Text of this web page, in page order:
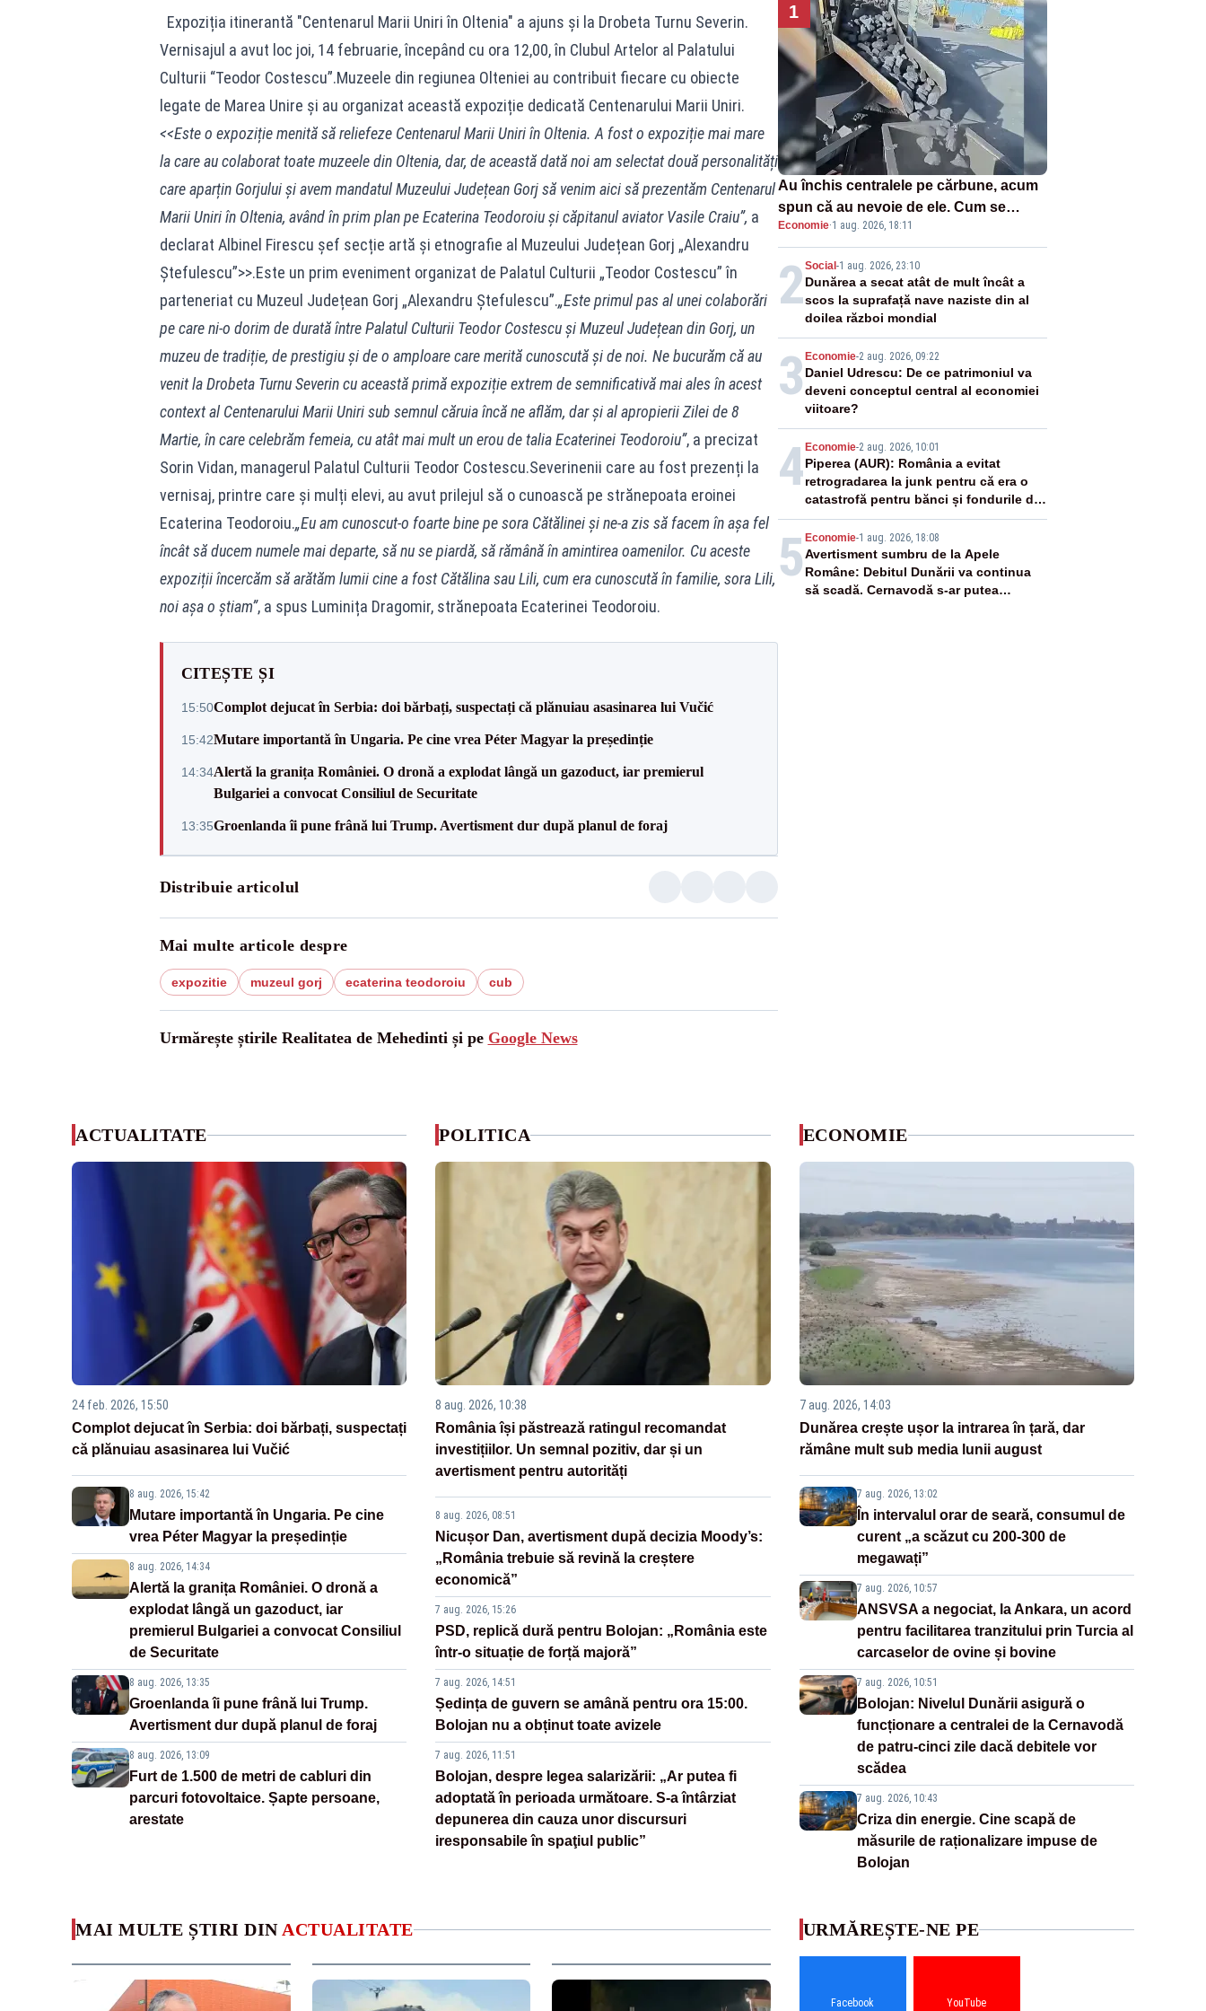
Expoziția itinerantă "Centenarul Marii Uniri în Oltenia" a ajuns și la Drobeta Turnu Severin.
Vernisajul a avut loc joi, 14 februarie, începând cu ora 12,00, în Clubul Artelor al Palatului
Culturii “Teodor Costescu”.Muzeele din regiunea Olteniei au contribuit fiecare cu obiecte
legate de Marea Unire și au organizat această expoziție dedicată Centenarului Marii Uniri.
<<Este o expoziție menită să reliefeze Centenarul Marii Uniri în Oltenia. A fost o expoziție mai mare
la care au colaborat toate muzeele din Oltenia, dar, de această dată noi am selectat două personalități
care aparțin Gorjului și avem mandatul Muzeului Județean Gorj să venim aici să prezentăm Centenarul
Marii Uniri în Oltenia, având în prim plan pe Ecaterina Teodoroiu și căpitanul aviator Vasile Craiu”, a
declarat Albinel Firescu șef secție artă și etnografie al Muzeului Județean Gorj „Alexandru
Ștefulescu”>>.Este un prim eveniment organizat de Palatul Culturii „Teodor Costescu” în
parteneriat cu Muzeul Județean Gorj „Alexandru Ștefulescu”.„Este primul pas al unei colaborări
pe care ni-o dorim de durată între Palatul Culturii Teodor Costescu și Muzeul Județean din Gorj, un
muzeu de tradiție, de prestigiu și de o amploare care merită cunoscută și de noi. Ne bucurăm că au
venit la Drobeta Turnu Severin cu această primă expoziție extrem de semnificativă mai ales în acest
context al Centenarului Marii Uniri sub semnul căruia încă ne aflăm, dar și al apropierii Zilei de 8
Martie, în care celebrăm femeia, cu atât mai mult un erou de talia Ecaterinei Teodoroiu”, a precizat
Sorin Vidan, managerul Palatul Culturii Teodor Costescu.Severinenii care au fost prezenți la
vernisaj, printre care și mulți elevi, au avut prilejul să o cunoască pe strănepoata eroinei
Ecaterina Teodoroiu.„Eu am cunoscut-o foarte bine pe sora Cătălinei și ne-a zis să facem în așa fel
încât să ducem numele mai departe, să nu se piardă, să rămână în amintirea oamenilor. Cu aceste
expoziții încercăm să arătăm lumii cine a fost Cătălina sau Lili, cum era cunoscută în familie, sora Lili,
noi așa o știam”, a spus Luminița Dragomir, strănepoata Ecaterinei Teodoroiu.
CITEȘTE ȘI
15:50Complot dejucat în Serbia: doi bărbați, suspectați că plănuiau asasinarea lui Vučić
15:42Mutare importantă în Ungaria. Pe cine vrea Péter Magyar la președinție
14:34Alertă la granița României. O dronă a explodat lângă un gazoduct, iar premierul
Bulgariei a convocat Consiliul de Securitate
13:35Groenlanda îi pune frână lui Trump. Avertisment dur după planul de foraj
Distribuie articolul
Mai multe articole despre
expozitie muzeul gorj ecaterina teodoroiu cub
Urmărește știrile Realitatea de Mehedinti și pe Google News
1
Au închis centralele pe cărbune, acum
spun că au nevoie de ele. Cum se
pasează vina în plină criză energetică
Economie·1 aug. 2026, 18:11
2Social -1 aug. 2026, 23:10
Dunărea a secat atât de mult încât a
scos la suprafață nave naziste din al
doilea război mondial
3 Economie-2 aug. 2026, 09:22
Daniel Udrescu: De ce patrimoniul va
deveni conceptul central al economiei
viitoare?
4 Economie-2 aug. 2026, 10:01
Piperea (AUR): România a evitat
retrogradarea la junk pentru că era o
catastrofă pentru bănci și fondurile de
pensii
5 Economie-1 aug. 2026, 18:08
Avertisment sumbru de la Apele
Române: Debitul Dunării va continua
să scadă. Cernavodă s-ar putea
ACTUALITATE
24 feb. 2026, 15:50
Complot dejucat în Serbia: doi bărbați, suspectați
că plănuiau asasinarea lui Vučić
8 aug. 2026, 15:42
Mutare importantă în Ungaria. Pe cine
vrea Péter Magyar la președinție
8 aug. 2026, 14:34
Alertă la granița României. O dronă a
explodat lângă un gazoduct, iar
premierul Bulgariei a convocat Consiliul
de Securitate
8 aug. 2026, 13:35
Groenlanda îi pune frână lui Trump.
Avertisment dur după planul de foraj
8 aug. 2026, 13:09
Furt de 1.500 de metri de cabluri din
parcuri fotovoltaice. Șapte persoane,
arestate
POLITICA
8 aug. 2026, 10:38
România își păstrează ratingul recomandat
investițiilor. Un semnal pozitiv, dar și un
avertisment pentru autorități
8 aug. 2026, 08:51
Nicușor Dan, avertisment după decizia Moody’s:
„România trebuie să revină la creștere
economică”
7 aug. 2026, 15:26
PSD, replică dură pentru Bolojan: „România este
într-o situație de forță majoră”
7 aug. 2026, 14:51
Ședința de guvern se amână pentru ora 15:00.
Bolojan nu a obținut toate avizele
7 aug. 2026, 11:51
Bolojan, despre legea salarizării: „Ar putea fi
adoptată în perioada următoare. S-a întârziat
depunerea din cauza unor discursuri
iresponsabile în spaţiul public”
ECONOMIE
7 aug. 2026, 14:03
Dunărea crește ușor la intrarea în țară, dar
rămâne mult sub media lunii august
7 aug. 2026, 13:02
În intervalul orar de seară, consumul de
curent „a scăzut cu 200-300 de
megawați”
7 aug. 2026, 10:57
ANSVSA a negociat, la Ankara, un acord
pentru facilitarea tranzitului prin Turcia al
carcaselor de ovine și bovine
7 aug. 2026, 10:51
Bolojan: Nivelul Dunării asigură o
funcționare a centralei de la Cernavodă
de patru-cinci zile dacă debitele vor
scădea
7 aug. 2026, 10:43
Criza din energie. Cine scapă de
măsurile de raționalizare impuse de
Bolojan
MAI MULTE ȘTIRI DIN ACTUALITATE URMĂREȘTE-NE PE
Facebook YouTube